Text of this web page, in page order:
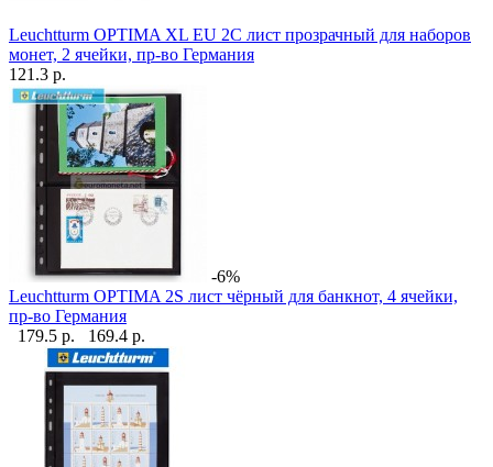
Leuchtturm OPTIMA XL EU 2C лист прозрачный для наборов
монет, 2 ячейки, пр-во Германия
121.3 р.
-6%
Leuchtturm OPTIMA 2S лист чёрный для банкнот, 4 ячейки,
пр-во Германия
179.5 р.
169.4 р.